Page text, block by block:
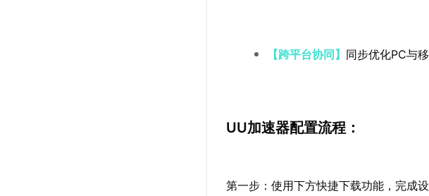
【跨平台协同】 同步优化PC与
UU加速器配置流程：
第一步：使用下方快捷下载功能，完成设